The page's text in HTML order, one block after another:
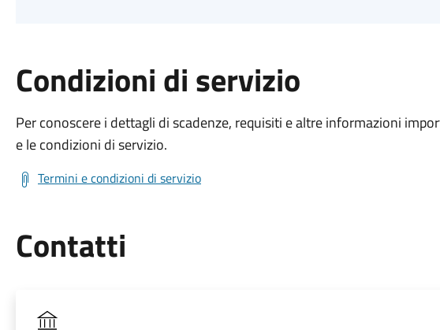
Condizioni di servizio
Per conoscere i dettagli di scadenze, requisiti e altre informazioni
e le condizioni di servizio.
Termini e condizioni di servizio
Contatti